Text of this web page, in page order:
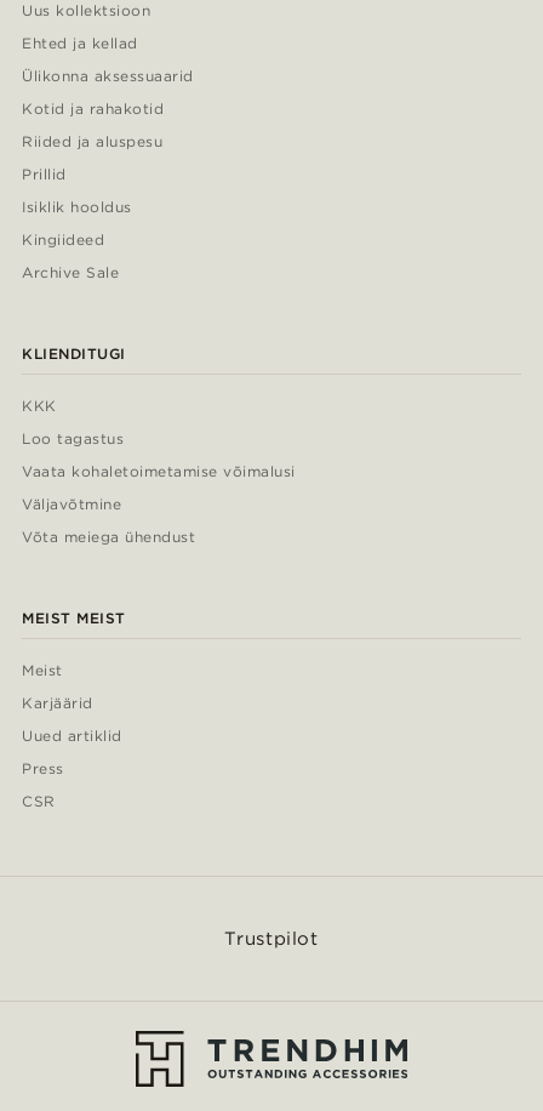
Uus kollektsioon
Ehted ja kellad
Ülikonna aksessuaarid
Kotid ja rahakotid
Riided ja aluspesu
Prillid
Isiklik hooldus
Kingiideed
Archive Sale
KLIENDITUGI
KKK
Loo tagastus
Vaata kohaletoimetamise võimalusi
Väljavõtmine
Võta meiega ühendust
MEIST MEIST
Meist
Karjäärid
Uued artiklid
Press
CSR
Trustpilot